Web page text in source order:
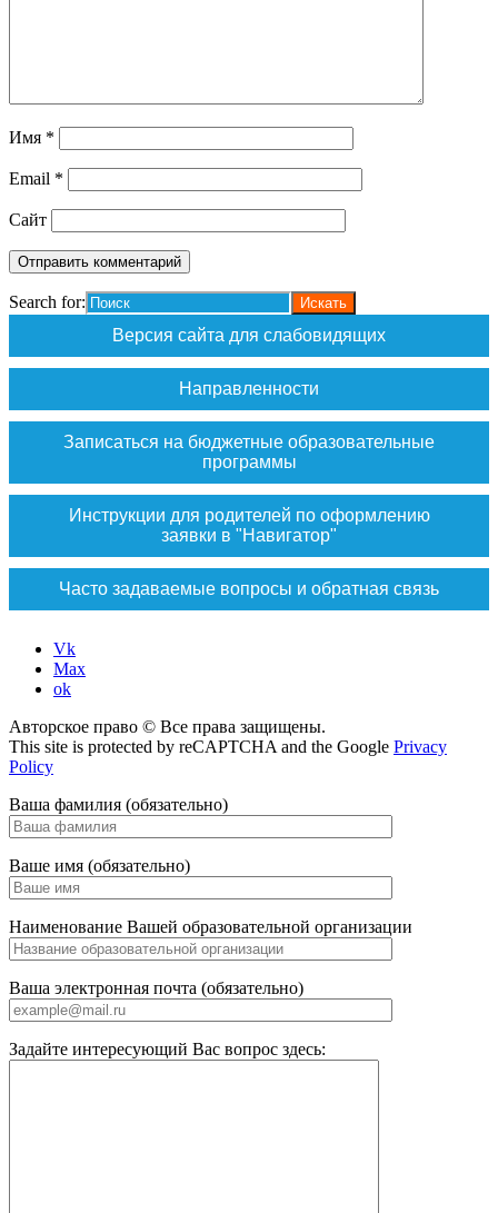
Имя *
Email *
Сайт
Search for:
Версия сайта для слабовидящих
Направленности
Записаться на бюджетные образовательные
программы
Инструкции для родителей по оформлению
заявки в "Навигатор"
Часто задаваемые вопросы и обратная связь
Vk
Max
ok
Авторское право © Все права защищены.
This site is protected by reCAPTCHA and the Google Privacy
Policy
Ваша фамилия (обязательно)
Ваше имя (обязательно)
Наименование Вашей образовательной организации
Ваша электронная почта (обязательно)
Задайте интересующий Вас вопрос здесь: